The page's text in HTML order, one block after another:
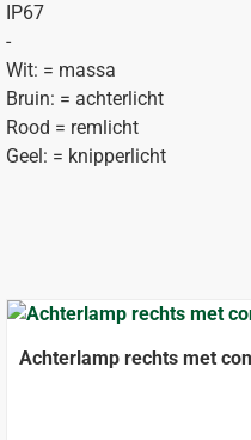
IP67
-
Wit: = massa
Bruin: = achterlicht
Rood = remlicht
Geel: = knipperlicht
Achterlamp rechts met